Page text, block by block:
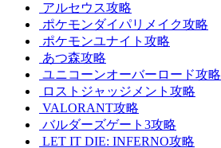
アルセウス攻略
ポケモンダイパリメイク攻略
ポケモンユナイト攻略
あつ森攻略
ユニコーンオーバーロード攻略
ロストジャッジメント攻略
VALORANT攻略
バルダーズゲート3攻略
LET IT DIE: INFERNO攻略